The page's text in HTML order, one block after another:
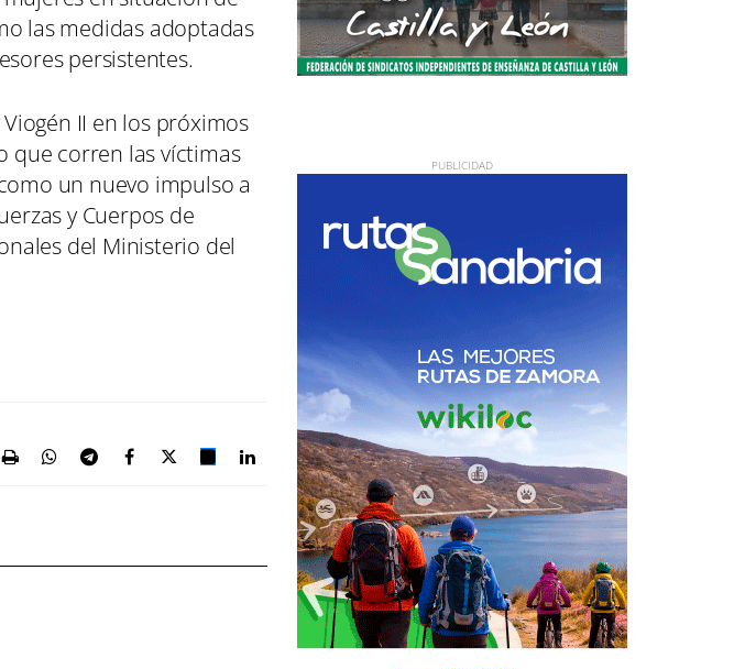
las medidas adoptadas
persistentes.
II en los próximos
que corren las víctimas
un nuevo impulso a
y Cuerpos de
del Ministerio del